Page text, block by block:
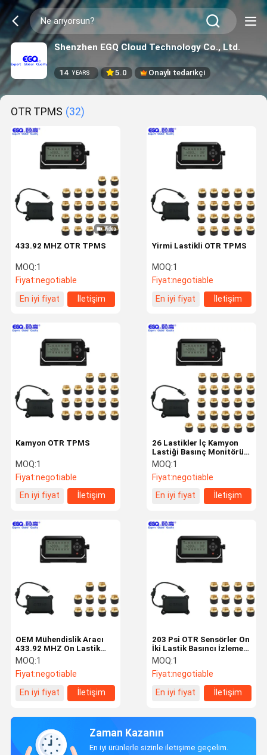
Shenzhen EGQ Cloud Technology Co., Ltd.
14 YEARS 5.0 Onaylı tedarikçi
OTR TPMS (32)
433.92 MHZ OTR TPMS
MOQ:1
Fiyat:negotiable
En iyi fiyat
İletişim
Yirmi Lastikli OTR TPMS
MOQ:1
Fiyat:negotiable
En iyi fiyat
İletişim
Kamyon OTR TPMS
MOQ:1
Fiyat:negotiable
En iyi fiyat
İletişim
26 Lastikler İç Kamyon
Lastiği Basınç Monitörü
OTR TPMS
MOQ:1
Fiyat:negotiable
En iyi fiyat
İletişim
OEM Mühendislik Aracı
433.92 MHZ On Lastik
OTR TPMS
MOQ:1
Fiyat:negotiable
En iyi fiyat
İletişim
203 Psi OTR Sensörler On
İki Lastik Basıncı İzleme
Sistemi
MOQ:1
Fiyat:negotiable
En iyi fiyat
İletişim
Zaman Kazanın
En iyi ürünlerle sizinle iletişime geçelim.